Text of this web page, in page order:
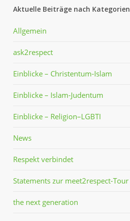
Aktuelle Beiträge nach Kategorien
Allgemein
ask2respect
Einblicke – Christentum-Islam
Einblicke – Islam-Judentum
Einblicke – Religion–LGBTI
News
Respekt verbindet
Statements zur meet2respect-Tour
the next generation